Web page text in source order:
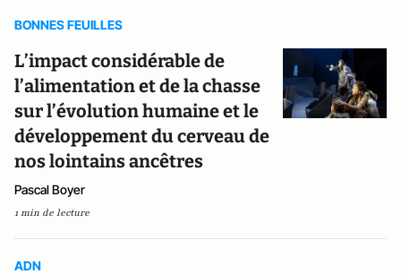
BONNES FEUILLES
L’impact considérable de
l’alimentation et de la chasse
sur l’évolution humaine et le
développement du cerveau de
nos lointains ancêtres
Pascal Boyer
1 min de lecture
ADN